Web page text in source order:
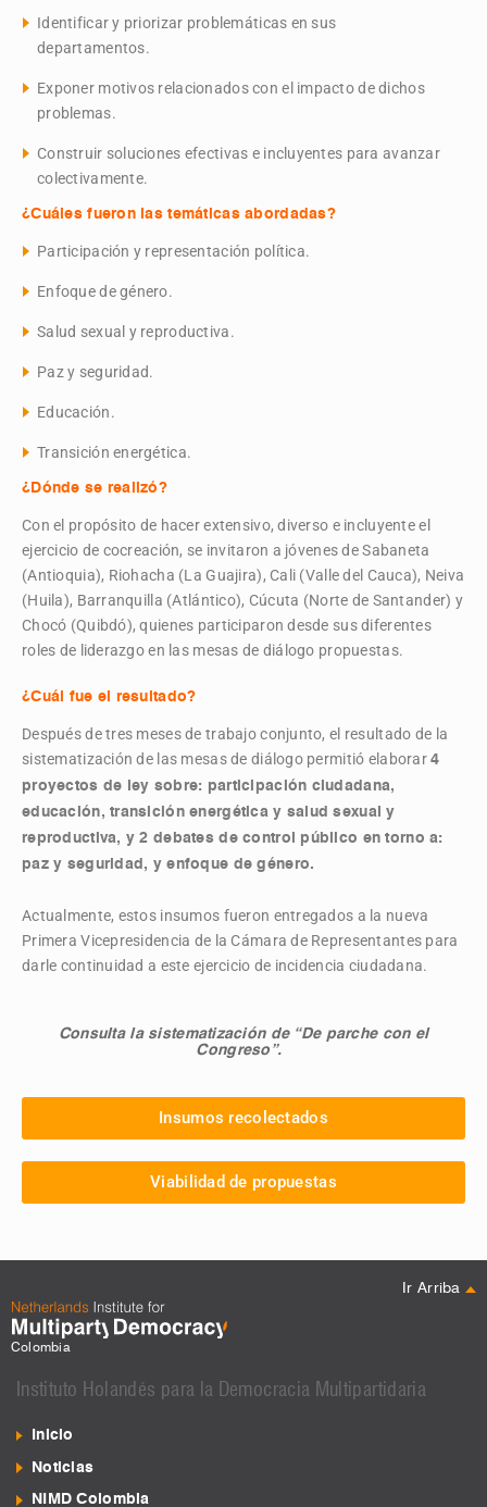
Identificar y priorizar problemáticas en sus
departamentos.
Exponer motivos relacionados con el impacto de dichos
problemas.
Construir soluciones efectivas e incluyentes para avanzar
colectivamente.
¿Cuáles fueron las temáticas abordadas?
Participación y representación política.
Enfoque de género.
Salud sexual y reproductiva.
Paz y seguridad.
Educación.
Transición energética.
¿Dónde se realizó?
Con el propósito de hacer extensivo, diverso e incluyente el
ejercicio de cocreación, se invitaron a jóvenes de Sabaneta
(Antioquia), Riohacha (La Guajira), Cali (Valle del Cauca), Neiva
(Huila), Barranquilla (Atlántico), Cúcuta (Norte de Santander) y
Chocó (Quibdó), quienes participaron desde sus diferentes
roles de liderazgo en las mesas de diálogo propuestas.
¿Cuál fue el resultado?
Después de tres meses de trabajo conjunto, el resultado de la
sistematización de las mesas de diálogo permitió elaborar4
proyectos de ley sobre: participación ciudadana,
educación, transición energética y salud sexual y
reproductiva, y 2 debates de control público en torno a:
paz y seguridad, y enfoque de género.
Actualmente, estos insumos fueron entregados a la nueva
Primera Vicepresidencia de la Cámara de Representantes para
darle continuidad a este ejercicio de incidencia ciudadana.
Consulta la sistematización de “De parche con el
Congreso”.
Insumos recolectados
Viabilidad de propuestas
Ir Arriba
Colombia
Instituto Holandés para la Democracia Multipartidaria
Inicio
Noticias
NIMD Colombia